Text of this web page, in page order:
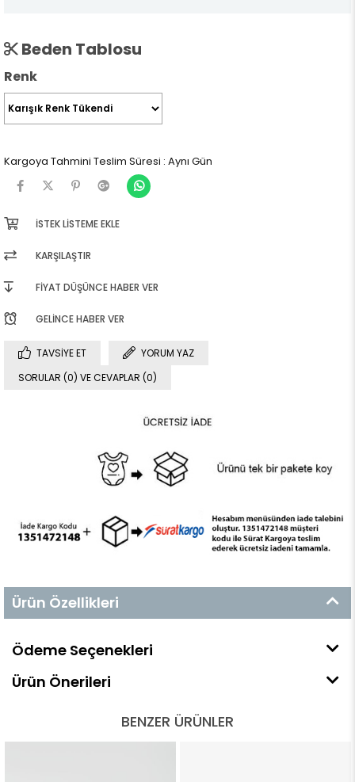
Beden Tablosu
Renk
Kargoya Tahmini Teslim Süresi : Aynı Gün
İSTEK LISTEME EKLE
KARŞILAŞTIR
FIYAT DÜŞÜNCE HABER VER
GELINCE HABER VER
TAVSIYE ET
YORUM YAZ
SORULAR (0) VE CEVAPLAR (0)
Ürün Özellikleri
Ödeme Seçenekleri
Ürün Önerileri
BENZER ÜRÜNLER